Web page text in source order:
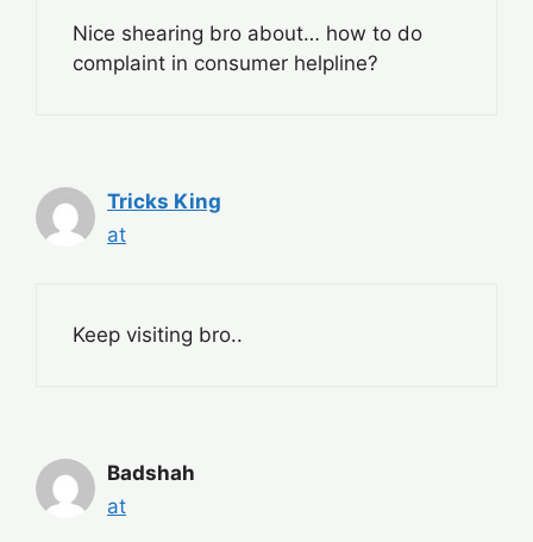
Nice shearing bro about… how to do
complaint in consumer helpline?
Tricks King
at
Keep visiting bro..
Badshah
at